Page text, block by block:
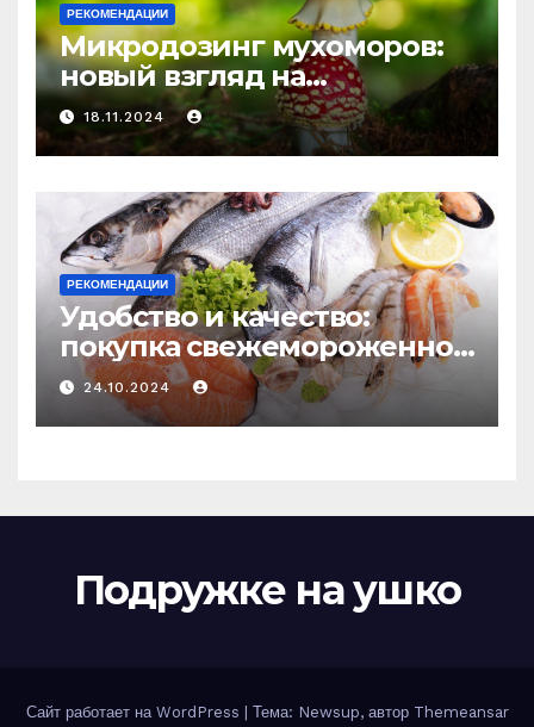
РЕКОМЕНДАЦИИ
Микродозинг мухоморов:
новый взгляд на
психоделику
18.11.2024
РЕКОМЕНДАЦИИ
Удобство и качество:
покупка свежемороженной
рыбы онлайн
24.10.2024
Подружке на ушко
Сайт работает на WordPress | Тема: Newsup, автор Themeansar